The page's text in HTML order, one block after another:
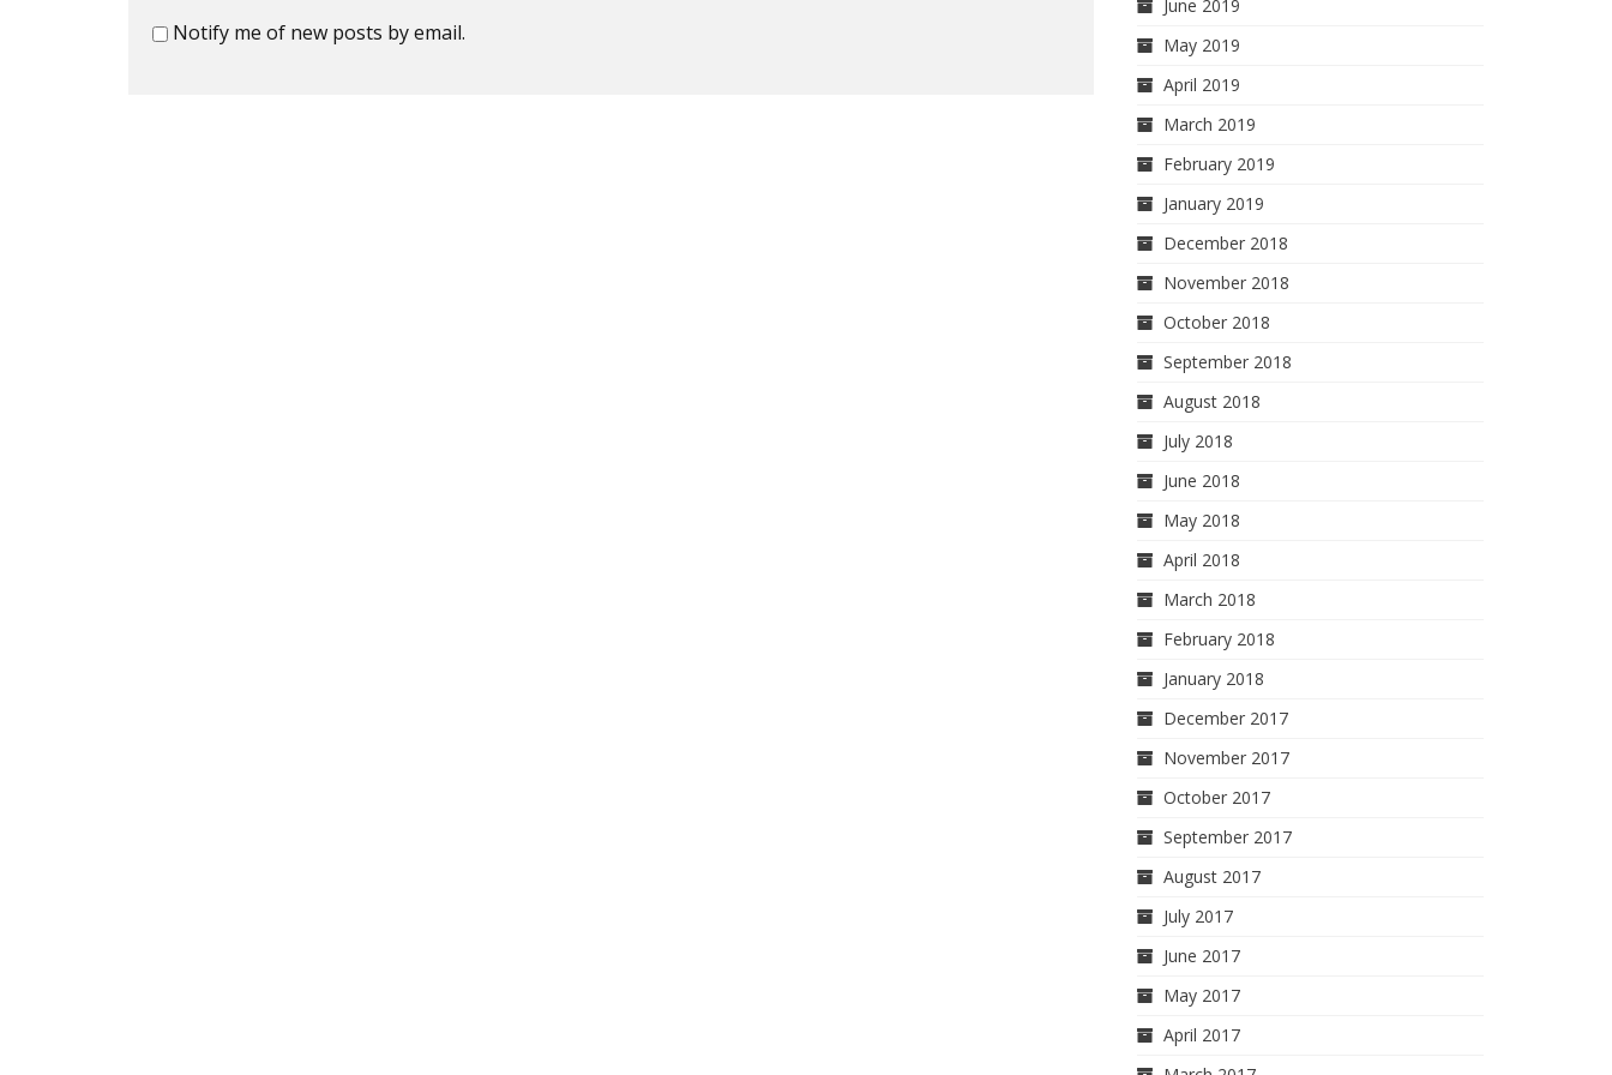
Notify me of new posts by email.
June 2019
May 2019
April 2019
March 2019
February 2019
January 2019
December 2018
November 2018
October 2018
September 2018
August 2018
July 2018
June 2018
May 2018
April 2018
March 2018
February 2018
January 2018
December 2017
November 2017
October 2017
September 2017
August 2017
July 2017
June 2017
May 2017
April 2017